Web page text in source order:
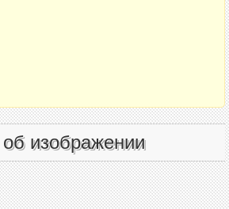
изображении